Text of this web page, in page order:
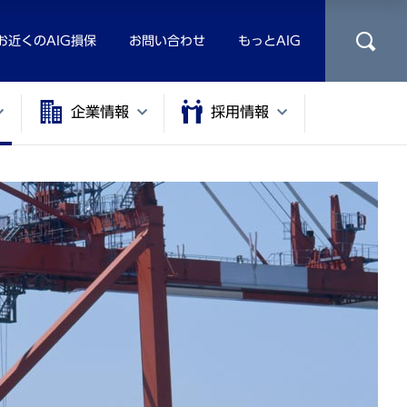
近くのAIG損保 お問い合わせ もっとAIG
企業情報 採用情報